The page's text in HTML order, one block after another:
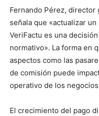
Fernando Pérez, director
señala que «actualizar
VeriFactu es una
normativo». La forma en
aspectos como las
de comisión puede
operativo de los
El crecimiento del pago